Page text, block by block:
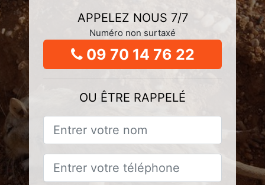
APPELEZ NOUS 7/7
Numéro non surtaxé
09 70 14 76 22
OU ÊTRE RAPPELÉ